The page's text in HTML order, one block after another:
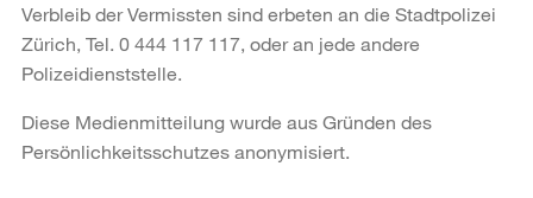
Verbleib der Vermissten sind erbeten an die Stadtpolizei
Zürich, Tel. 0 444 117 117, oder an jede andere
Polizeidienststelle.
Diese Medienmitteilung wurde aus Gründen des
Persönlichkeitsschutzes anonymisiert.